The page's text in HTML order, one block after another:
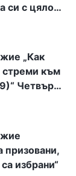
си с цялото
„Как
стреми към
Четвърта
призовани,
избрани“